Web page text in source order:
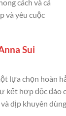
cách và cá
và yêu cuộc
Sui
lựa chọn hoàn
kết hợp độc đáo
dịp khuyên